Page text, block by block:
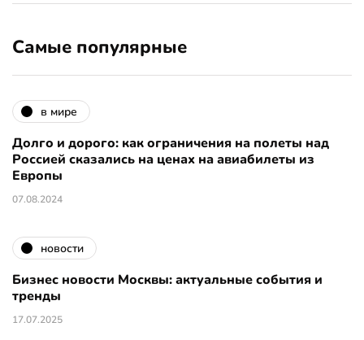
Самые популярные
в мире
Долго и дорого: как ограничения на полеты над
Россией сказались на ценах на авиабилеты из
Европы
07.08.2024
новости
Бизнес новости Москвы: актуальные события и
тренды
17.07.2025